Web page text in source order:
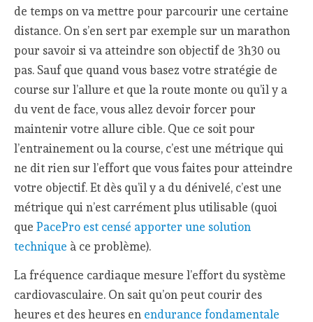
de temps on va mettre pour parcourir une certaine
distance. On s’en sert par exemple sur un marathon
pour savoir si va atteindre son objectif de 3h30 ou
pas. Sauf que quand vous basez votre stratégie de
course sur l’allure et que la route monte ou qu’il y a
du vent de face, vous allez devoir forcer pour
maintenir votre allure cible. Que ce soit pour
l’entrainement ou la course, c’est une métrique qui
ne dit rien sur l’effort que vous faites pour atteindre
votre objectif. Et dès qu’il y a du dénivelé, c’est une
métrique qui n’est carrément plus utilisable (quoi
quePacePro est censé apporter une solution
technique à ce problème).
La fréquence cardiaque mesure l’effort du système
cardiovasculaire. On sait qu’on peut courir des
heures et des heures en endurance fondamentale